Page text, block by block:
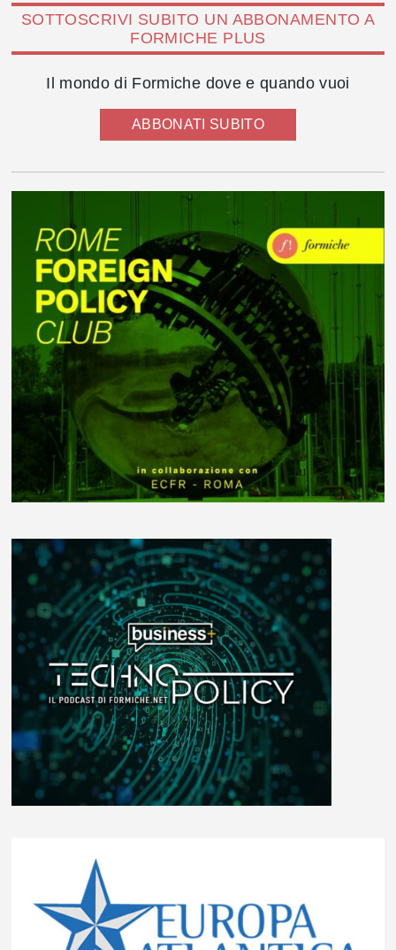
SOTTOSCRIVI SUBITO UN ABBONAMENTO A
FORMICHE PLUS
Il mondo di Formiche dove e quando vuoi
ABBONATI SUBITO